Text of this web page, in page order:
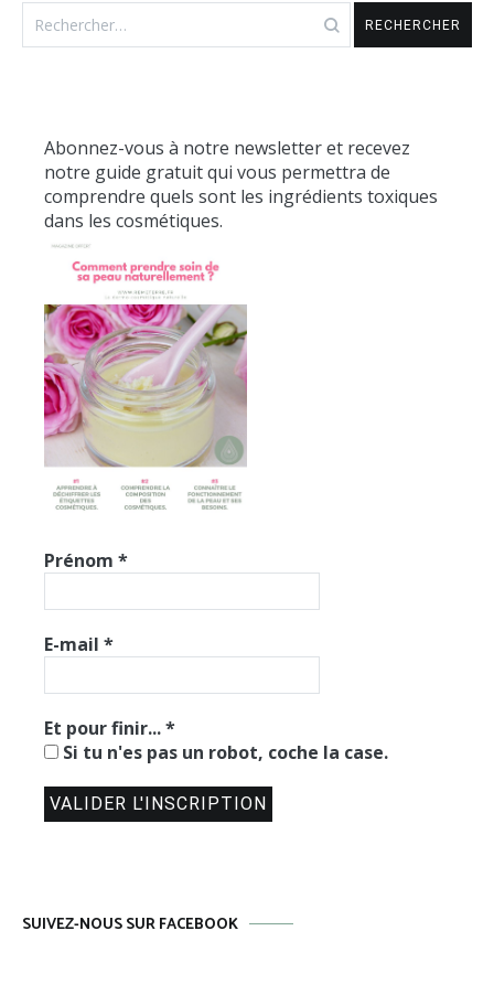
Rechercher :
Abonnez-vous à notre newsletter et recevez
notre guide gratuit qui vous permettra de
comprendre quels sont les ingrédients toxiques
dans les cosmétiques.
Prénom *
E-mail *
Et pour finir...*
Si tu n'es pas un robot, coche la case.
SUIVEZ-NOUS SUR FACEBOOK